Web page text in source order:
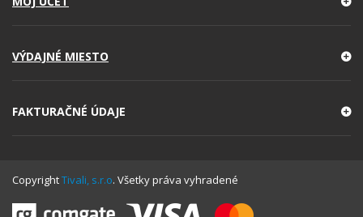
VÝDAJNÉ MIESTO
FAKTURAČNÉ ÚDAJE
CopyrightTivali, s.r.o. Všetky práva vyhradené